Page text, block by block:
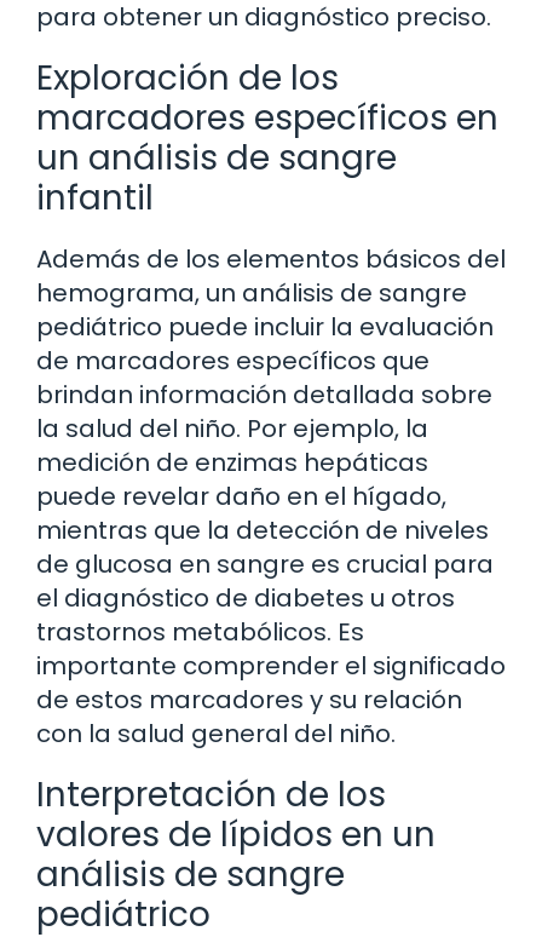
para obtener un diagnóstico preciso.
Exploración de los
marcadores específicos en
un análisis de sangre
infantil
Además de los elementos básicos del
hemograma, un análisis de sangre
pediátrico puede incluir la evaluación
de marcadores específicos que
brindan información detallada sobre
la salud del niño. Por ejemplo, la
medición de enzimas hepáticas
puede revelar daño en el hígado,
mientras que la detección de niveles
de glucosa en sangre es crucial para
el diagnóstico de diabetes u otros
trastornos metabólicos. Es
importante comprender el significado
de estos marcadores y su relación
con la salud general del niño.
Interpretación de los
valores de lípidos en un
análisis de sangre
pediátrico